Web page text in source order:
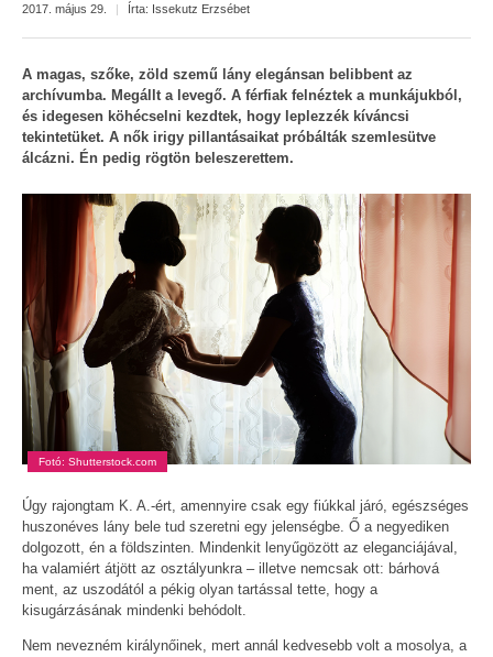
2017. május 29. | Írta: Issekutz Erzsébet
A magas, szőke, zöld szemű lány elegánsan belibbent az
archívumba. Megállt a levegő. A férfiak felnéztek a munkájukból,
és idegesen köhécselni kezdtek, hogy leplezzék kíváncsi
tekintetüket. A nők irigy pillantásaikat próbálták szemlesütve
álcázni. Én pedig rögtön beleszerettem.
Fotó: Shutterstock.com
Úgy rajongtam K. A.-ért, amennyire csak egy fiúkkal járó, egészséges
huszonéves lány bele tud szeretni egy jelenségbe. Ő a negyediken
dolgozott, én a földszinten. Mindenkit lenyűgözött az eleganciájával,
ha valamiért átjött az osztályunkra – illetve nemcsak ott: bárhová
ment, az uszodától a pékig olyan tartással tette, hogy a
kisugárzásának mindenki behódolt.
Nem nevezném királynőinek, mert annál kedvesebb volt a mosolya, a